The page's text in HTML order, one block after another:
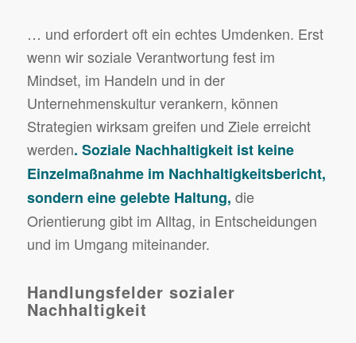
… und erfordert oft ein echtes Umdenken. Erst
wenn wir soziale Verantwortung fest im
Mindset, im Handeln und in der
Unternehmenskultur verankern, können
Strategien wirksam greifen und Ziele erreicht
werden. Soziale Nachhaltigkeit ist keine
Einzelmaßnahme im Nachhaltigkeitsbericht,
sondern eine gelebte Haltung, die
Orientierung gibt im Alltag, in Entscheidungen
und im Umgang miteinander.
Handlungsfelder sozialer
Nachhaltigkeit